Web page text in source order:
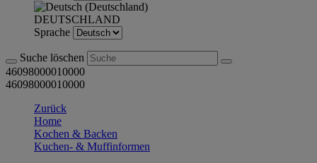
DEUTSCHLAND
Sprache
Suche löschen
46098000010000
46098000010000
Zurück
Home
Kochen & Backen
Kuchen- & Muffinformen